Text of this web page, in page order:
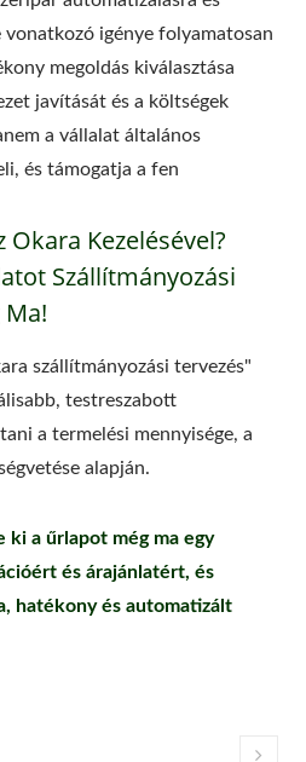
igénye folyamatosan
megoldás kiválasztása
javítását és a költségek
a vállalat általános
és támogatja a fen
Okara Kezelésével?
Szállítmányozási
szállítmányozási tervezés"
testreszabott
a termelési mennyisége, a
alapján.
ki a űrlapot még ma egy
és árajánlatért, és
hatékony és automatizált